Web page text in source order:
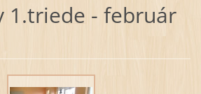
1.triede - február